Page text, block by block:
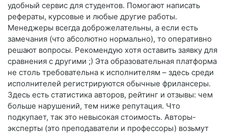
удобный сервис для студентов. Помогают написать
рефераты, курсовые и любые другие работы.
Менеджеры всегда доброжелательны, а если есть
замечания (что абсолютно нормально), то оперативно
решают вопросы. Рекомендую хотя оставить заявку для
сравнения с другими ;) Эта образовательная платформа
не столь требовательна к исполнителям – здесь среди
исполнителей регистрируются обычные фрилансеры.
Здесь есть статистика авторов, рейтинг и отзывы: чем
больше нарушений, тем ниже репутация. Что
подкупает, так это невысокая стоимость. Авторы-
эксперты (это преподаватели и профессоры) возьмут